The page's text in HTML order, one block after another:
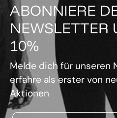
ABONNIERE
NEWSLETTER
10%
Melde dich für unseren
erfahre als erster von
Aktionen